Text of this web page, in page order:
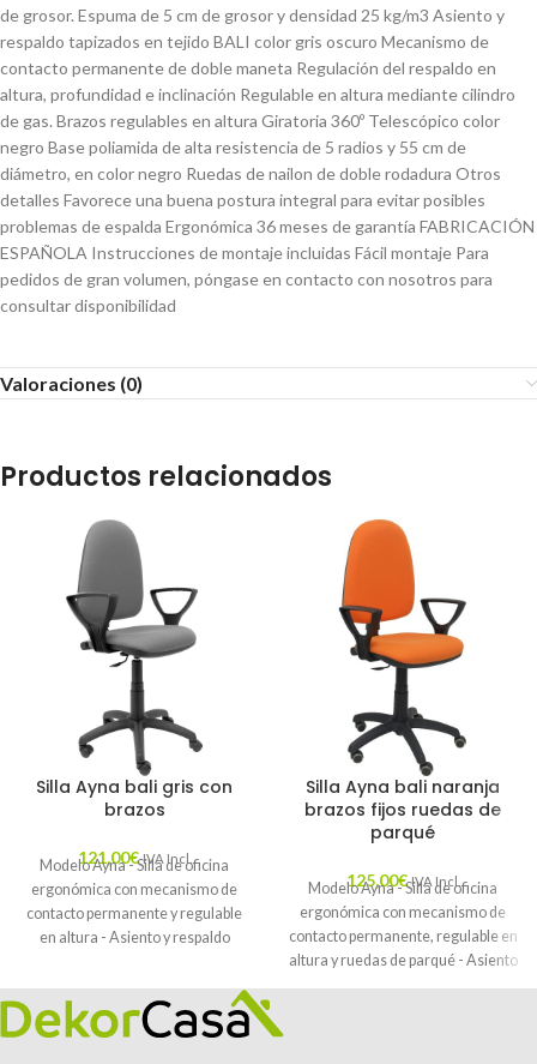
de grosor. Espuma de 5 cm de grosor y densidad 25 kg/m3 Asiento y
respaldo tapizados en tejido BALI color gris oscuro Mecanismo de
contacto permanente de doble maneta Regulación del respaldo en
altura, profundidad e inclinación Regulable en altura mediante cilindro
de gas. Brazos regulables en altura Giratoria 360º Telescópico color
negro Base poliamida de alta resistencia de 5 radios y 55 cm de
diámetro, en color negro Ruedas de nailon de doble rodadura Otros
detalles Favorece una buena postura integral para evitar posibles
problemas de espalda Ergonómica 36 meses de garantía FABRICACIÓN
ESPAÑOLA Instrucciones de montaje incluidas Fácil montaje Para
pedidos de gran volumen, póngase en contacto con nosotros para
consultar disponibilidad
Valoraciones (0)
Productos relacionados
Silla Ayna bali gris con
brazos
121,00€ IVA Incl.
Modelo Ayna - Silla de oficina
ergonómica con mecanismo de
contacto permanente y regulable
en altura - Asiento y respaldo
Silla Ayna bali naranja
brazos fijos ruedas de
parqué
125,00€ IVA Incl.
Modelo Ayna - Silla de oficina
ergonómica con mecanismo de
contacto permanente, regulable en
altura y ruedas de parqué - Asiento
y respaldo tapizados en tejido BALI